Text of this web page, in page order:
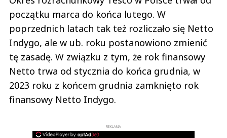
początku marca do końca lutego. W
poprzednich latach tak też rozliczało się Netto
Indygo, ale w ub. roku postanowiono zmienić
tę zasadę. W związku z tym, że rok finansowy
Netto trwa od stycznia do końca grudnia, w
2023 roku z końcem grudnia zamknięto rok
finansowy Netto Indygo.
REKLAMA